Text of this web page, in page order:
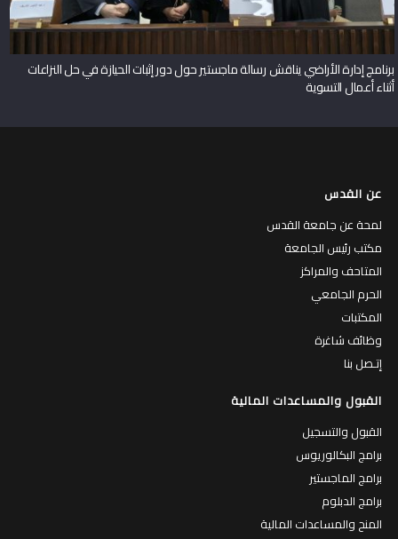
برنامج إدارة الأراضي يناقش رسالة ماجستير حول دور إثبات الحيازة في حل النزاعات
أثناء أعمال التسوية
عن القدس
لمحة عن جامعة القدس
مكتب رئيس الجامعة
المتاحف والمراكز
الحرم الجامعي
المكتبات
وظائف شاغرة
إتـصل بنا
القبول والمساعدات المالية
القبول والتسجيل
برامج البكالوريوس
برامج الماجستير
برامج الدبلوم
المنح والمساعدات المالية